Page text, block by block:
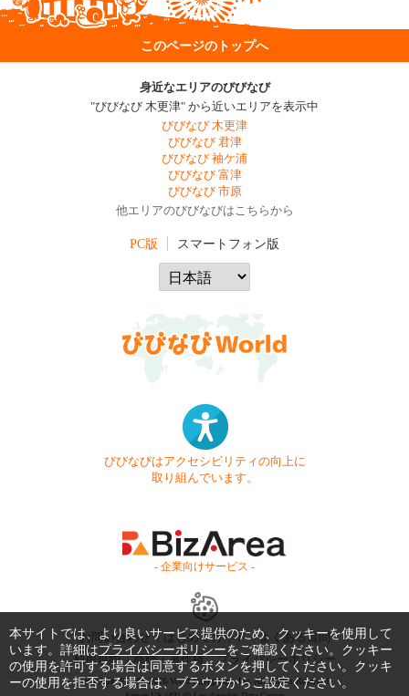
このページのトップへ
身近なエリアのびびなび
"びびなび 木更津" から近いエリアを表示中
びびなび 木更津
びびなび 君津
びびなび 袖ケ浦
びびなび 富津
びびなび 市原
他エリアのびびなびはこちらから
PC版 スマートフォン版
びびなびはアクセシビリティの向上に
取り組んでいます。
- 企業向けサービス -
お問い合わせ はじめてガイド
よくある質問
利用規約
商標・著作権 プライバシーポリシー
Copyright © 1999-2026 Vivid Navigation, Inc. All Rights Reserved.
本サイトでは、より良いサービス提供のため、クッキーを使用して
います。詳細はプライバシーポリシーをご確認ください。クッキー
の使用を許可する場合は同意するボタンを押してください。クッキ
ーの使用を拒否する場合は、ブラウザからご設定ください。